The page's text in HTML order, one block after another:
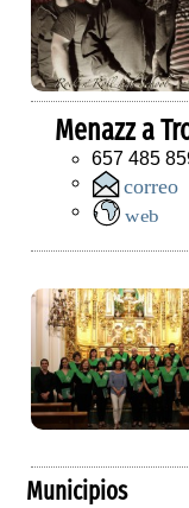
Menazz a
657 485
Municipios